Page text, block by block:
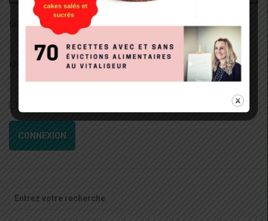
Identifiant:
Mot de passe:
CONNEXION
pour